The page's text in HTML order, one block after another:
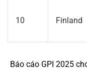
10 Finland
Báo cáo GPI 2025